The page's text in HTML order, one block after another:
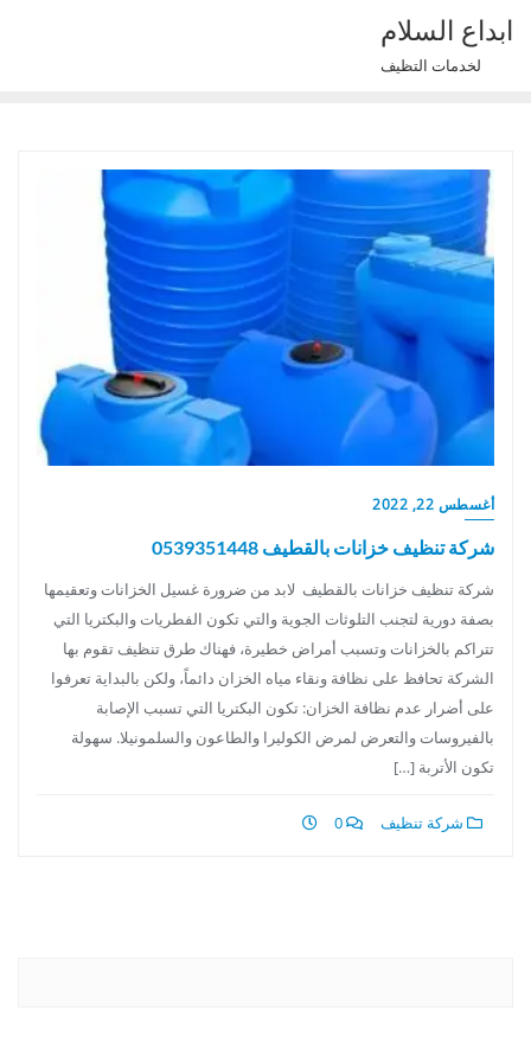
Skip
content
ابداع السلام
لخدمات التظيف
أغسطس 22, 2022
شركة تنظيف خزانات بالقطيف 0539351448
شركة تنظيف خزانات بالقطيف لابد من ضرورة غسيل الخزانات وتعقيمها
بصفة دورية لتجنب التلوثات الجوية والتي تكون الفطريات والبكتريا التي
تتراكم بالخزانات وتسبب أمراض خطيرة، فهناك طرق تنظيف تقوم بها
الشركة تحافظ على نظافة ونقاء مياه الخزان دائماً، ولكن بالبداية تعرفوا
على أضرار عدم نظافة الخزان: تكون البكتريا التي تسبب الإصابة
بالفيروسات والتعرض لمرض الكوليرا والطاعون والسلمونيلا. سهولة
تكون الأتربة […]
شركة تنظيف